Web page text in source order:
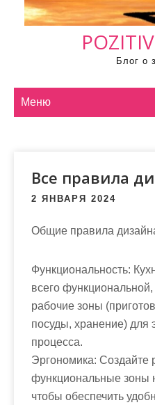
Блог о
Меню
Все правила
2 ЯНВАРЯ 2024
Общие правила
Функциональность:
всего
рабочие зоны
посуды, хранение) для
процесса.
Эргономика: Создайте
функциональные зоны
чтобы обеспечить